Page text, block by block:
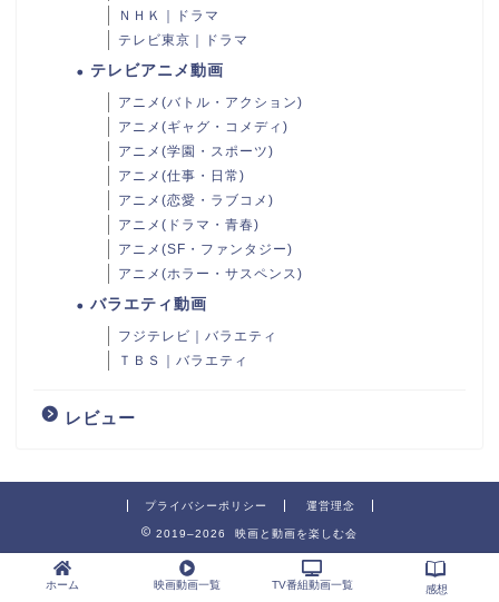
ＮＨＫ｜ドラマ
テレビ東京｜ドラマ
テレビアニメ動画
アニメ(バトル・アクション)
アニメ(ギャグ・コメディ)
アニメ(学園・スポーツ)
アニメ(仕事・日常)
アニメ(恋愛・ラブコメ)
アニメ(ドラマ・青春)
アニメ(SF・ファンタジー)
アニメ(ホラー・サスペンス)
バラエティ動画
フジテレビ｜バラエティ
ＴＢＳ｜バラエティ
レビュー
プライバシーポリシー 運営理念
2019–2026 映画と動画を楽しむ会
ホーム 映画動画一覧 TV番組動画一覧 感想